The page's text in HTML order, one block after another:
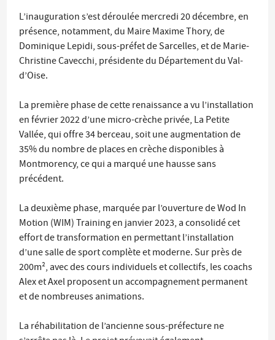
L’inauguration s’est déroulée mercredi 20 décembre, en
présence, notamment, du Maire Maxime Thory, de
Dominique Lepidi, sous-préfet de Sarcelles, et de Marie-
Christine Cavecchi, présidente du Département du Val-
d’Oise.
La première phase de cette renaissance a vu l’installation
en février 2022 d’une micro-crèche privée, La Petite
Vallée, qui offre 34 berceau, soit une augmentation de
35% du nombre de places en crèche disponibles à
Montmorency, ce qui a marqué une hausse sans
précédent.
La deuxième phase, marquée par l’ouverture de Wod In
Motion (WIM) Training en janvier 2023, a consolidé cet
effort de transformation en permettant l’installation
d’une salle de sport complète et moderne. Sur près de
200m², avec des cours individuels et collectifs, les coachs
Alex et Axel proposent un accompagnement permanent
et de nombreuses animations.
La réhabilitation de l’ancienne sous-préfecture ne